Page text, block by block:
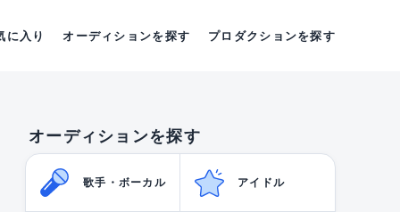
に入り オーディションを探す プロダクションを探す
オーディションを探す
歌手・ボーカル アイドル